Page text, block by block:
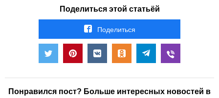
Поделиться этой статьёй
Поделиться
Понравился пост? Больше интересных новостей в